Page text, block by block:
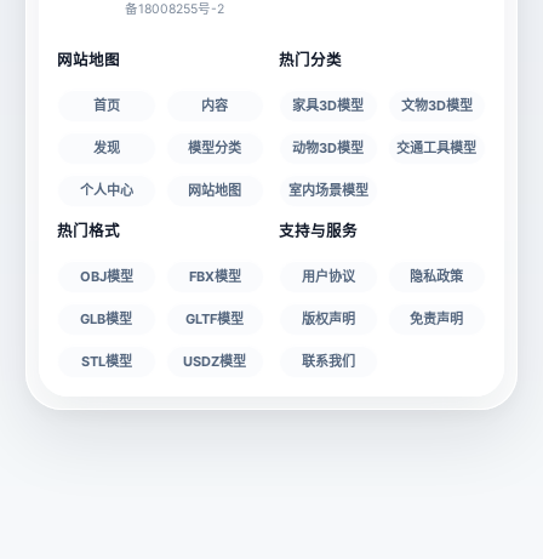
备18008255号-2
网站地图
首页 内容
发现 模型分类
个人中心 网站地图
热门分类
家具3D模型 文物3D模型
动物3D模型 交通工具模型
室内场景模型
热门格式
OBJ模型 FBX模型
GLB模型 GLTF模型
STL模型 USDZ模型
支持与服务
用户协议 隐私政策
版权声明 免责声明
联系我们